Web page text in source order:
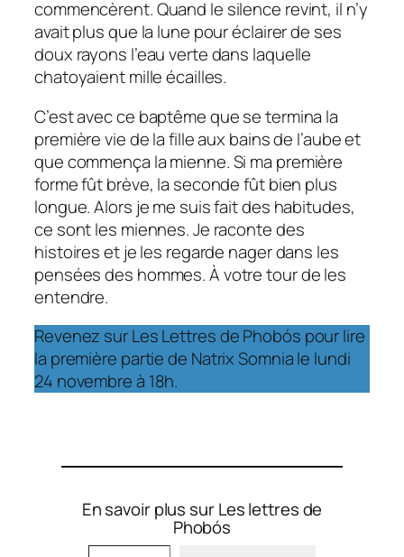
commencèrent. Quand le silence revint, il n’y
avait plus que la lune pour éclairer de ses
doux rayons l’eau verte dans laquelle
chatoyaient mille écailles.
C’est avec ce baptême que se termina la
première vie de la fille aux bains de l’aube et
que commença la mienne. Si ma première
forme fût brève, la seconde fût bien plus
longue. Alors je me suis fait des habitudes,
ce sont les miennes. Je raconte des
histoires et je les regarde nager dans les
pensées des hommes. À votre tour de les
entendre.
Revenez surLes Lettres de Phobós pour lire
la première partie de Natrix Somniale lundi
24 novembre à 18h.
En savoir plus sur Les lettres de
Phobós
Saisissez votre adresse e-mail…